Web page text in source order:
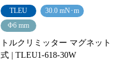
TLEU
30.0 mN･m
Φ6 mm
トルクリミッター マグネット
式 | TLEU1-618-30W